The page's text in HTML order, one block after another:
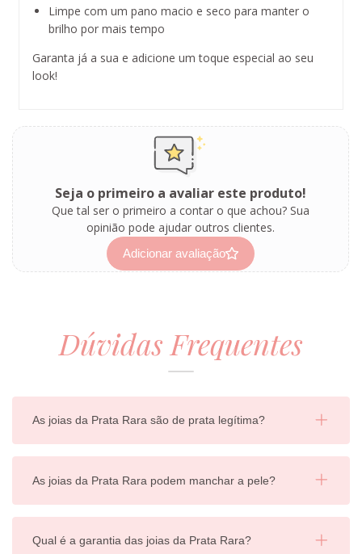
Limpe com um pano macio e seco para manter o
brilho por mais tempo
Garanta já a sua e adicione um toque especial ao seu
look!
Seja o primeiro a avaliar este produto!
Que tal ser o primeiro a contar o que achou? Sua
opinião pode ajudar outros clientes.
Adicionar avaliação
Dúvidas Frequentes
As joias da Prata Rara são de prata legítima?
As joias da Prata Rara podem manchar a pele?
Qual é a garantia das joias da Prata Rara?